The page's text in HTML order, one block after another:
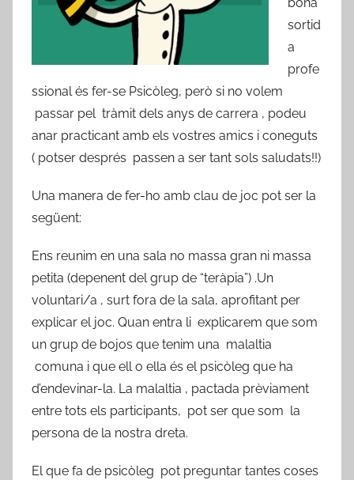
bona
sortid
a
profe
ssional és fer-se Psicòleg, però si no volem
passar pel tràmit dels anys de carrera , podeu
anar practicant amb els vostres amics i coneguts
( potser després passen a ser tant sols saludats!!)
Una manera de fer-ho amb clau de joc pot ser la
següent:
Ens reunim en una sala no massa gran ni massa
petita (depenent del grup de “teràpia”) .Un
voluntari/a , surt fora de la sala, aprofitant per
explicar el joc. Quan entra li explicarem que som
un grup de bojos que tenim una malaltia
comuna i que ell o ella és el psicòleg que ha
d’endevinar-la. La malaltia , pactada prèviament
entre tots els participants, pot ser que som la
persona de la nostra dreta.
El que fa de psicòleg pot preguntar tantes coses